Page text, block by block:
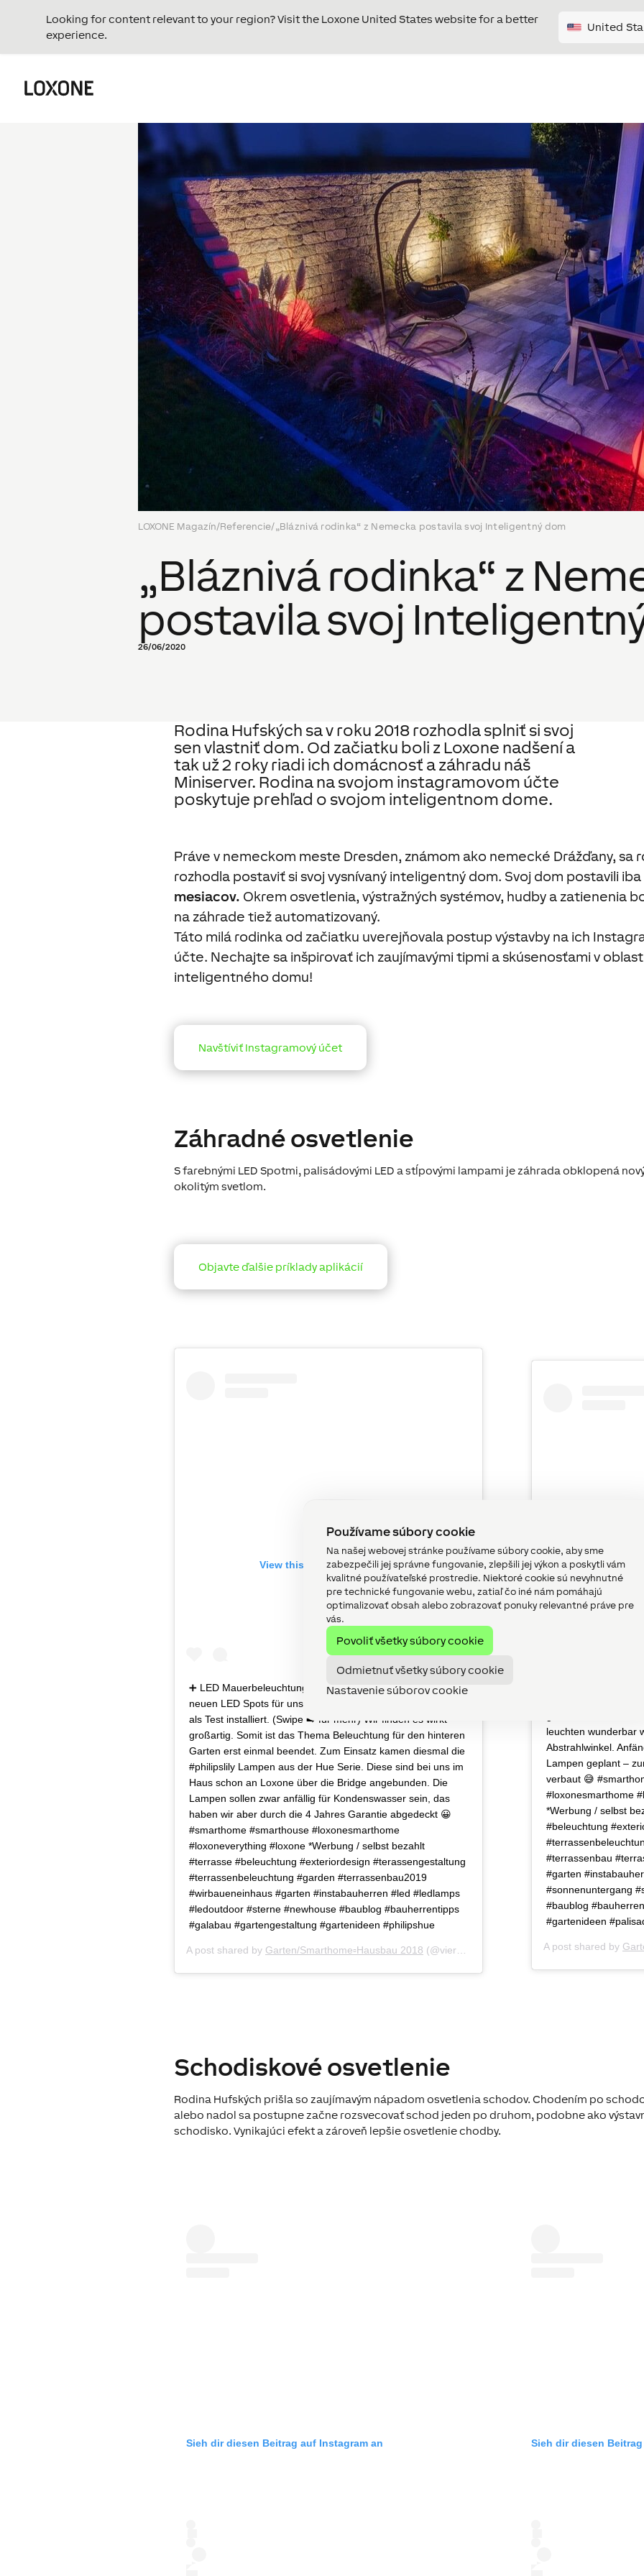
Používame súbory cookie
Na našej webovej stránke používame súbory cookie, aby sme
zabezpečili jej správne fungovanie, zlepšili jej výkon a poskytli vám
kvalitné používateľské prostredie. Niektoré cookie sú nevyhnutné
pre technické fungovanie webu, zatiaľ čo iné nám pomáhajú
optimalizovať obsah alebo zobrazovať ponuky relevantné práve pre
vás.
Povoliť všetky súbory cookie
Odmietnuť všetky súbory cookie
Nastavenie súborov cookie
Looking for content relevant to your region? Visit the Loxone United States website for a better
experience.
United
LOXONE Magazín/Referencie/„Bláznivá rodinka“ z Nemecka postavila svoj Inteligentný dom
„Bláznivá rodinka“ z
postavila svoj
26/06/2020
Rodina Hufských sa v roku 2018 rozhodla splniť si svoj
sen vlastniť dom. Od začiatku boli z Loxone nadšení a
tak už 2 roky riadi ich domácnosť a záhradu náš
Miniserver. Rodina na svojom instagramovom účte
poskytuje prehľad o svojom inteligentnom dome.
Práve v nemeckom meste Dresden, známom ako nemecké Drážďany, sa
rozhodla postaviť si svoj vysnívaný inteligentný dom. Svoj dom postavili
mesiacov. Okrem osvetlenia, výstražných systémov, hudby a zatienenia
na záhrade tiež automatizovaný.
Táto milá rodinka od začiatku uverejňovala postup výstavby na ich
účte. Nechajte sa inšpirovať ich zaujímavými tipmi a skúsenosťami v
inteligentného domu!
Navštíviť Instagramový účet
Záhradné osvetlenie
S farebnými LED Spotmi, palisádovými LED a stĺpovými lampami je záhrada obklopená
okolitým svetlom.
Objavte ďalšie príklady aplikácií
View this post on Instagram
➕ LED Mauerbeleuchtung➕ gestern erreichten uns die
neuen LED Spots für unsere Mauer. Wir haben sie gleich mal
als Test installiert. (Swipe ➡️ für mehr) Wir finden es wirkt
großartig. Somit ist das Thema Beleuchtung für den hinteren
Garten erst einmal beendet. Zum Einsatz kamen diesmal die
#philipslily Lampen aus der Hue Serie. Diese sind bei uns im
Haus schon an Loxone über die Bridge angebunden. Die
Lampen sollen zwar anfällig für Kondenswasser sein, das
haben wir aber durch die 4 Jahres Garantie abgedeckt 😀
#smarthome #smarthouse #loxonesmarthome
#loxoneverything #loxone *Werbung / selbst bezahlt
#terrasse #beleuchtung #exteriordesign #terassengestaltung
#terrassenbeleuchtung #garden #terrassenbau2019
#wirbaueneinhaus #garten #instabauherren #led #ledlamps
#ledoutdoor #sterne #newhouse #baublog #bauherrentipps
#galabau #gartengestaltung #gartenideen #philipshue
A post shared by Garten/Smarthome▫️Hausbau 2018 (@vierverruecktebauen) on Sep 15, 2019 at
View
leuchten wunderbar
Abstrahlwinkel.
Lampen geplant –
verbaut 😅
#loxonesmarthome
*Werbung / selbst
#beleuchtung
#terrassenbau
#garten
#sonnenuntergang
#baublog
#gartenideen
A post shared by
Schodiskové osvetlenie
Rodina Hufských prišla so zaujímavým nápadom osvetlenia schodov. Chodením po
alebo nadol sa postupne začne rozsvecovať schod jeden po druhom, podobne ako
schodisko. Vynikajúci efekt a zároveň lepšie osvetlenie chodby.
Sieh dir diesen Beitrag auf Instagram an Sieh dir diesen